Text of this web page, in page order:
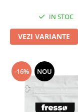
IN STOC
VEZI VARIANTE
-16% NOU